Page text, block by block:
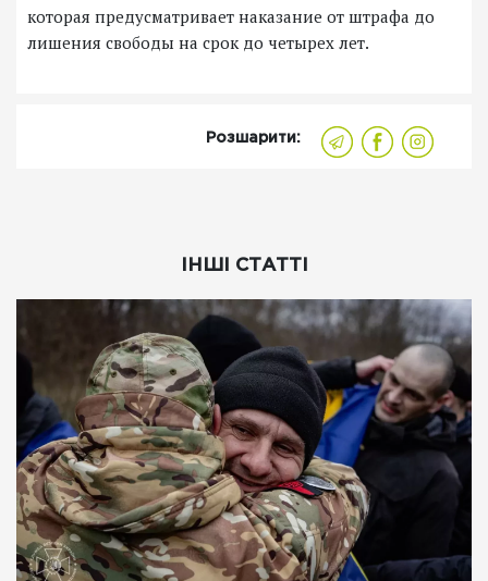
которая предусматривает наказание от штрафа до
лишения свободы на срок до четырех лет.
Розшарити:
ІНШІ СТАТТІ